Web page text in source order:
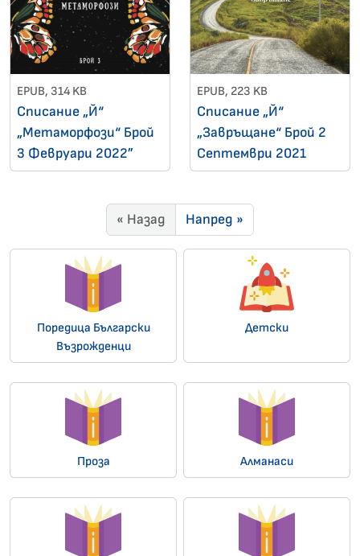
EPUB, 314 KB
Списание „Й“
„Метаморфози“ Брой
3 Февруари 2022”
EPUB, 223 KB
Списание „Й“
„Завръщане“ Брой 2
Септември 2021
« Назад Напред »
Поредица Български
Възрожденци
Детски
Проза Алманаси